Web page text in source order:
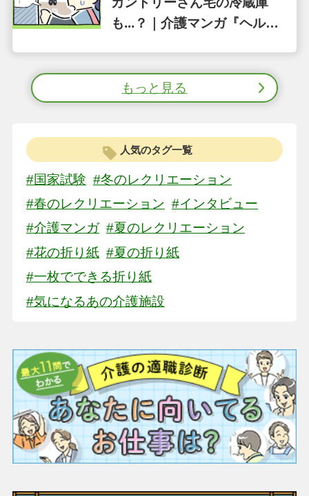
も...？｜介護マンガ『ヘル２
もっと見る
人気のタグ一覧
#国家試験 #冬のレクリエーション
#春のレクリエーション #インタビュー
#介護マンガ #夏のレクリエーション
#花の折り紙 #夏の折り紙
#一枚でできる折り紙
#気になるあの介護施設